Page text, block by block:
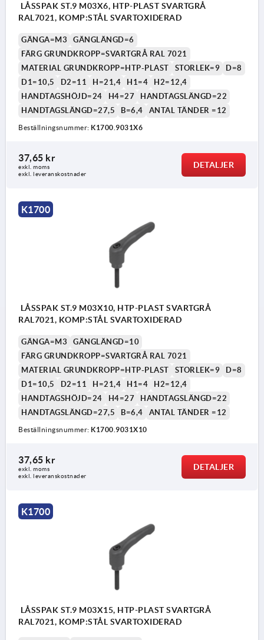
LÅSSPAK ST.9 M03X6, HTP-PLAST SVARTGRÅ
RAL7021, KOMP:STÅL SVARTOXIDERAD
GÄNGA=M3
GÄNGLÄNGD=6
FÄRG GRUNDKROPP=SVARTGRÅ RAL 7021
MATERIAL GRUNDKROPP=HTP-PLAST
STORLEK=9
D=8
D1=10,5
D2=11 H=21,4 H1=4
H2=12,4
HANDTAGSHÖJD=24
H4=27
HANDTAGSLÄNGD=22
HANDTAGSLÄNGD=27,5
B=6,4 ANTAL TÄNDER =12
Beställningsnummer: K1700.9031X6
37,65 kr
exkl. moms
exkl. leveranskostnader
DETALJER
K1700
LÅSSPAK ST.9 M03X10, HTP-PLAST SVARTGRÅ
RAL7021, KOMP:STÅL SVARTOXIDERAD
GÄNGA=M3
GÄNGLÄNGD=10
FÄRG GRUNDKROPP=SVARTGRÅ RAL 7021
MATERIAL GRUNDKROPP=HTP-PLAST
STORLEK=9
D=8
D1=10,5
D2=11 H=21,4 H1=4
H2=12,4
HANDTAGSHÖJD=24
H4=27
HANDTAGSLÄNGD=22
HANDTAGSLÄNGD=27,5
B=6,4 ANTAL TÄNDER =12
Beställningsnummer: K1700.9031X10
37,65 kr
exkl. moms
exkl. leveranskostnader
DETALJER
K1700
LÅSSPAK ST.9 M03X15, HTP-PLAST SVARTGRÅ
RAL7021, KOMP:STÅL SVARTOXIDERAD